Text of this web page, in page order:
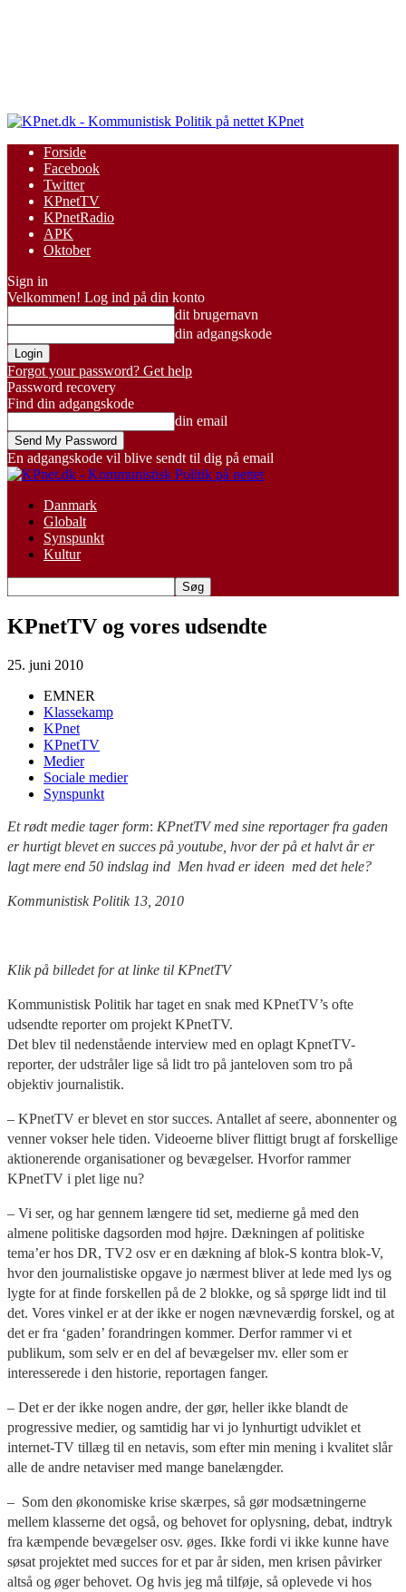
KPnet
Forside
Facebook
Twitter
KPnetTV
KPnetRadio
APK
Oktober
Sign in
Velkommen! Log ind på din konto
dit brugernavn
din adgangskode
Forgot your password? Get help
Password recovery
Find din adgangskode
din email
En adgangskode vil blive sendt til dig på email
Danmark
Globalt
Synspunkt
Kultur
KPnetTV og vores udsendte
25. juni 2010
EMNER
Klassekamp
KPnet
KPnetTV
Medier
Sociale medier
Synspunkt
Et rødt medie tager form: KPnetTV med sine reportager fra gaden
er hurtigt blevet en succes på youtube, hvor der på et halvt år er
lagt mere end 50 indslag ind Men hvad er ideen med det hele?
Kommunistisk Politik 13, 2010
Klik på billedet for at linke til KPnetTV
Kommunistisk Politik har taget en snak med KPnetTV’s ofte
udsendte reporter om projekt KPnetTV.
Det blev til nedenstående interview med en oplagt KpnetTV-
reporter, der udstråler lige så lidt tro på janteloven som tro på
objektiv journalistik.
– KPnetTV er blevet en stor succes. Antallet af seere, abonnenter og
venner vokser hele tiden. Videoerne bliver flittigt brugt af forskellige
aktionerende organisationer og bevægelser. Hvorfor rammer
KPnetTV i plet lige nu?
– Vi ser, og har gennem længere tid set, medierne gå med den
almene politiske dagsorden mod højre. Dækningen af politiske
tema’er hos DR, TV2 osv er en dækning af blok-S kontra blok-V,
hvor den journalistiske opgave jo nærmest bliver at lede med lys og
lygte for at finde forskellen på de 2 blokke, og så spørge lidt ind til
det. Vores vinkel er at der ikke er nogen nævneværdig forskel, og at
det er fra ‘gaden’ forandringen kommer. Derfor rammer vi et
publikum, som selv er en del af bevægelser mv. eller som er
interesserede i den historie, reportagen fanger.
– Det er der ikke nogen andre, der gør, heller ikke blandt de
progressive medier, og samtidig har vi jo lynhurtigt udviklet et
internet-TV tillæg til en netavis, som efter min mening i kvalitet slår
alle de andre netaviser med mange banelængder.
– Som den økonomiske krise skærpes, så gør modsætningerne
mellem klasserne det også, og behovet for oplysning, debat, indtryk
fra kæmpende bevægelser osv. øges. Ikke fordi vi ikke kunne have
søsat projektet med succes for et par år siden, men krisen påvirker
altså og øger behovet. Og hvis jeg må tilføje, så oplevede vi hos